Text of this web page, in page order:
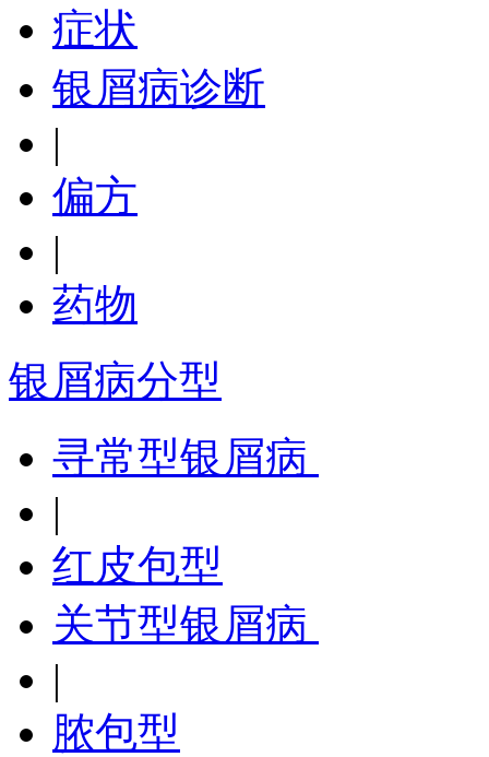
症状
银屑病诊断
|
偏方
|
药物
银屑病分型
寻常型银屑病
|
红皮包型
关节型银屑病
|
脓包型